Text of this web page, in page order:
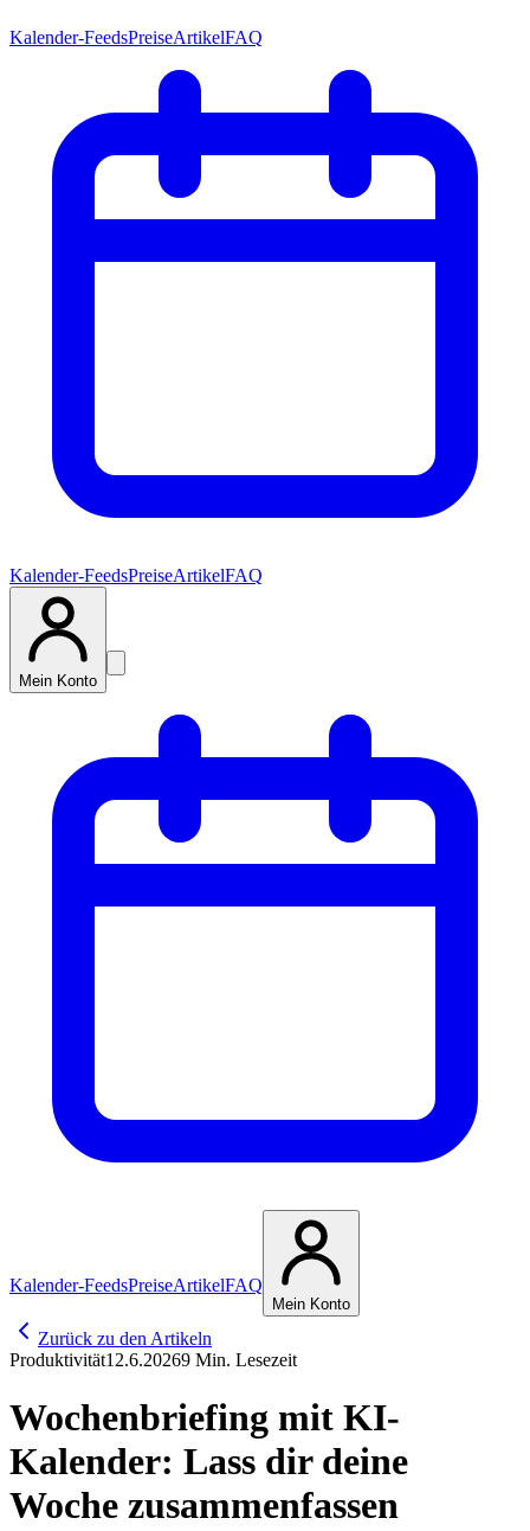
Kalender-FeedsPreiseArtikelFAQ
Kalender-FeedsPreiseArtikelFAQ
Mein Konto
Kalender-FeedsPreiseArtikelFAQ
Mein Konto
Zurück zu den Artikeln
Produktivität12.6.20269 Min. Lesezeit
Wochenbriefing mit KI-
Kalender: Lass dir deine
Woche zusammenfassen